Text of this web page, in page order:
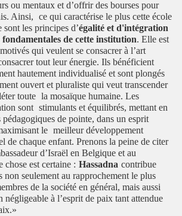
ou mentaux et d’offrir des bourses pour
Ainsi, ce qui caractérise le plus cette école
les principes d’égalité et d'intégration
de cette institution. Elle est
qui veulent se consacrer à l’art
tout leur énergie. Ils bénéficient
hautement individualisé et sont plongés
ouvert et pluraliste qui veut transcender
toute la mosaïque humaine. Les
sont stimulants et équilibrés, mettant en
de pointe, dans un esprit
le meilleur développement
de chaque enfant. Prenons la peine de citer
d’Israël en Belgique et au
est certaine : Hassadna contribue
non seulement au rapprochement le plus
de la société en général, mais aussi
négligeable à l’esprit de paix tant attendue